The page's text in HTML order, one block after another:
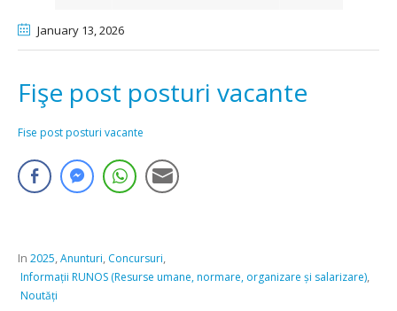
January 13, 2026
Fişe post posturi vacante
Fise post posturi vacante
In 2025,Anunturi, Concursuri,
Informații RUNOS (Resurse umane, normare, organizare și salarizare),
Noutăți